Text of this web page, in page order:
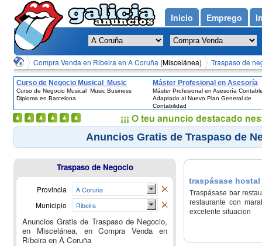
Compra Venda en Ribeira en A Coruña (Miscelánea) Traspaso de
Curso de Negocio Musical  Music
Business Diploma en Barcelona
Curso de Negocio Musical  Music Business
Diploma en Barcelona
Máster Profesional en Asesoría
Contable - Adaptado al Nuevo
General de Contabilidad
Máster Profesional en Asesoría
Adaptado al Nuevo Plan General de
Contabilidad
Anuncios Gratis de Traspaso de
traspásase hostal
Traspásase bar
restaurante con
excelente situacion
Traspaso de Negocio
Provincia A Coruña
Municipio Ribeira
Anuncios Gratis de Traspaso de Negocio,
en Miscelánea, en Compra Venda en
Ribeira en A Coruña
Inicio Emprego
¡¡¡ O teu anuncio destacado